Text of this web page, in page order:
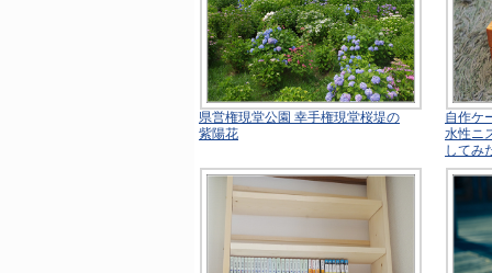
県営権現堂公園 幸手権現堂桜堤の
紫陽花
自作ケ
水性ニ
してみ